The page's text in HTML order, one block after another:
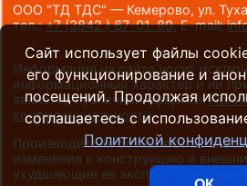
ООО "ТД ТДС" — Кемерово, ул.
тел.:+7 (3842 ) 67-01-80,E-mail:
Информация на сайте носит
информационный характер и ни
является публичной офертой.
конфиденциальности.
Производители оставляют за
изменения в конструкцию и
ухудшающие ее эксплуатационные
Сайт использует файлы
его функционирование и
посещений. Продолжая
соглашаетесь с
Политикой